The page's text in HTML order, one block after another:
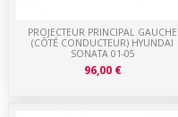
PROJECTEUR PRINCIPAL GAUCHE
(CÔTÉ CONDUCTEUR) HYUNDAI
SONATA 01-05
96,00 €